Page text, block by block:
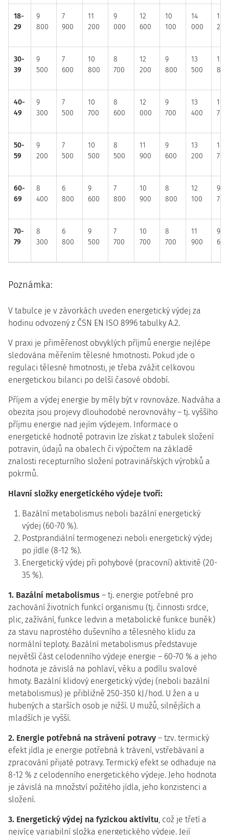
18-
29
9
800
7
900
11
200
9
000
12
600
10
100
14
000
11
200
30-
39
9
500
7
600
10
800
8
700
12
200
9
800
13
500
10
800
40-
49
9
300
7
500
10
700
8
600
12
000
9
700
13
400
10
700
50-
59
9
200
7
500
10
500
8
500
11
900
9
600
13
200
10
700
60-
69
8
400
6
800
9
600
7
800
10
900
8
800
12
100
9
700
70-
79
8
300
6
800
9
500
7
700
10
700
8
700
11
900
9
600
Poznámka:
V tabulce je v závorkách uveden energetický výdej za
hodinu odvozený z ČSN EN ISO 8996 tabulky A.2.
V praxi je přiměřenost obvyklých příjmů energie nejlépe
sledována měřením tělesné hmotnosti. Pokud jde o
regulaci tělesné hmotnosti, je třeba zvážit celkovou
energetickou bilanci po delší časové období.
Příjem a výdej energie by měly být v rovnováze. Nadváha a
obezita jsou projevy dlouhodobé nerovnováhy – tj. vyššího
příjmu energie nad jejím výdejem. Informace o
energetické hodnotě potravin lze získat z tabulek složení
potravin, údajů na obalech či výpočtem na základě
znalosti recepturního složení potravinářských výrobků a
pokrmů.
Hlavní složky energetického výdeje tvoří:
Bazální metabolismus neboli bazální energetický
výdej (60-70 %).
Postprandiální termogenezi neboli energetický výdej
po jídle (8-12 %).
Energetický výdej při pohybové (pracovní) aktivitě (20-
35 %).
1. Bazální metabolismus – tj. energie potřebné pro
zachování životních funkcí organismu (tj. činnosti srdce,
plic, zažívání, funkce ledvin a metabolické funkce buněk)
za stavu naprostého duševního a tělesného klidu za
normální teploty. Bazální metabolismus představuje
největší část celodenního výdeje energie – 60-70 % a jeho
hodnota je závislá na pohlaví, věku a podílu svalové
hmoty. Bazální klidový energetický výdej (neboli bazální
metabolismus) je přibližně 250-350 kJ/hod. U žen a u
hubených a starších osob je nižší. U mužů, silnějších a
mladších je vyšší.
2. Energie potřebná na strávení potravy – tzv. termický
efekt jídla je energie potřebná k trávení, vstřebávaní a
zpracování přijaté potravy. Termický efekt se odhaduje na
8-12 % z celodenního energetického výdeje. Jeho hodnota
je závislá na množství požitého jídla, jeho konzistenci a
složení.
3. Energetický výdej na fyzickou aktivitu, což je třetí a
nejvíce variabilní složka energetického výdeje. Její